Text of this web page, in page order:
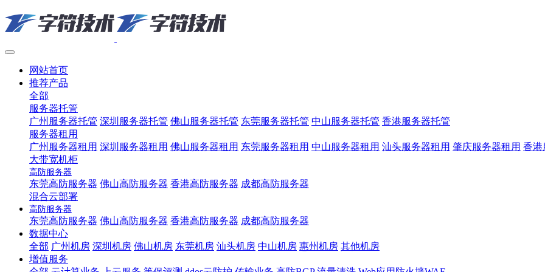
网站首页
推荐产品
全部
服务器托管
广州服务器托管 深圳服务器托管 佛山服务器托管 东莞服务器托管 中山服务器托管 香港服务器托管
服务器租用
广州服务器租用 深圳服务器租用 佛山服务器租用 东莞服务器租用 中山服务器租用 汕头服务器租用 肇庆服务器租用 香港
大带宽机柜
高防服务器
东莞高防服务器 佛山高防服务器 香港高防服务器 成都高防服务器
混合云部署
高防服务器
东莞高防服务器 佛山高防服务器 香港高防服务器 成都高防服务器
数据中心
全部 广州机房 深圳机房 佛山机房 东莞机房 汕头机房 中山机房 惠州机房 其他机房
增值服务